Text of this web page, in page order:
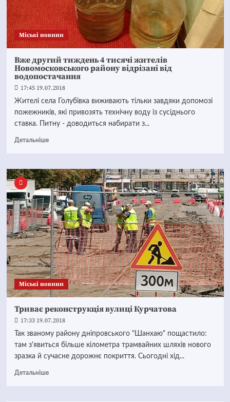
Mіські новини
Вже другий тиждень 4 тисячі жителів
Новомосковського району відрізані від
водопостачання
17:45 19.07.2018
Жителі села Голубівка виживають тільки завдяки допомозі
пожежників, які привозять технічну воду із сусіднього
ставка. Питну - доводиться набирати з...
Детальніше
Mіські новини
Триває реконструкція вулиці Курчатова
17:33 19.07.2018
Так званому району дніпровського "Шанхаю" пощастило:
там з'явиться більше кілометра трамвайних шляхів нового
зразка й сучасне дорожнє покриття. Сьогодні хід...
Детальніше